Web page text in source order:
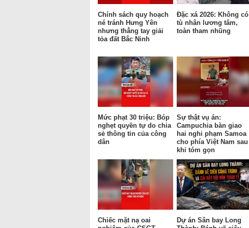
Chính sách quy hoạch
né tránh Hưng Yên
nhưng thẳng tay giải
tỏa đất Bắc Ninh
Đặc xá 2026: Không có
tù nhân lương tâm,
toàn tham nhũng
Mức phạt 30 triệu: Bóp
nghẹt quyền tự do chia
sẻ thông tin của công
dân
Sự thật vụ án:
Campuchia bàn giao
hai nghi phạm Samoa
cho phía Việt Nam sau
khi tóm gọn
Chiếc mặt nạ oai
Dự án Sân bay Long